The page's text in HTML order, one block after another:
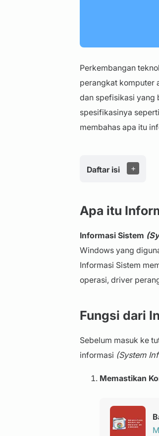
Perkembangan
perangkat komputer
dan spefisikasi yang
spesifikasinya
membahas apa itu
Daftar isi
Apa itu
Informasi Sistem
Windows yang
Informasi Sistem
operasi, driver
Fungsi dari
Sebelum masuk ke
informasi (System
Memastikan